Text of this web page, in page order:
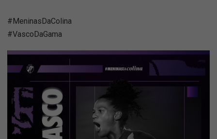
#MeninasDaColina
#VascoDaGama